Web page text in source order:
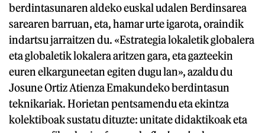
berdintasunaren aldeko euskal udalen Berdinsarea
sarearen barruan, eta, hamar urte igarota, oraindik
indartsu jarraitzen du. «Estrategia lokaletik globalera
eta globaletik lokalera aritzen gara, eta gazteekin
euren elkarguneetan egiten dugu lan», azaldu du
Josune Ortiz Atienza Emakundeko berdintasun
teknikariak. Horietan pentsamendu eta ekintza
kolektiboak sustatu dituzte: unitate didaktikoak eta